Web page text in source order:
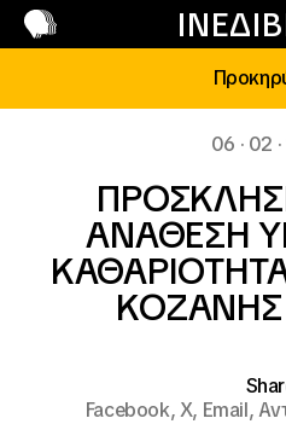
06 · 02
ΑΝΑΘΕΣΗ
ΚΟΖΑΝΗΣ
Facebook,X, Email,